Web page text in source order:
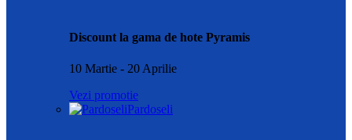
Discount la gama de hote Pyramis
10 Martie - 20 Aprilie
Vezi promotie
Pardoseli